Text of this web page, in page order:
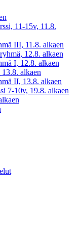
11-15v, 11.8.
III, 11.8. alkaen
12.8. alkaen
I, 12.8. alkaen
alkaen
II, 13.8. alkaen
7-10v, 19.8. alkaen